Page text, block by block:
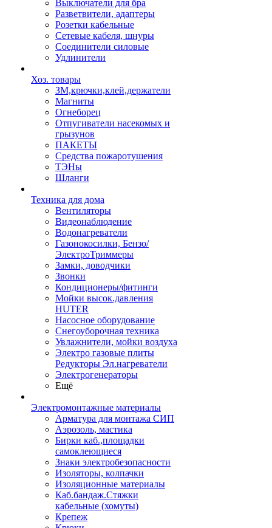
Выключатели для бра
Разветвители, адаптеры
Розетки кабельные
Сетевые кабеля, шнуры
Соединители силовые
Удлинители
Хоз. товары
ЗМ,крючки,клей,держатели
Магниты
Огнеборец
Отпугиватели насекомых и
грызунов
ПАКЕТЫ
Средства пожаротушения
ТЭНы
Шланги
Техника для дома
Вентиляторы
Видеонаблюдение
Водонагреватели
Газонокосилки, Бензо/
ЭлектроТриммеры
Замки, доводчики
Звонки
Кондиционеры/фитинги
Мойки высок.давления
HUTER
Насосное оборудование
Снегоуборочная техника
Увлажнители, мойки воздуха
Электро газовые плиты
Редукторы Эл.нагреватели
Электрогенераторы
Ещё
Электромонтажные материалы
Арматура для монтажа СИП
Аэрозоль, мастика
Бирки каб.,площадки
самоклеющиеся
Знаки электробезопасности
Изоляторы, колпачки
Изоляционные материалы
Каб.бандаж.Стяжки
кабельные (хомуты)
Крепеж